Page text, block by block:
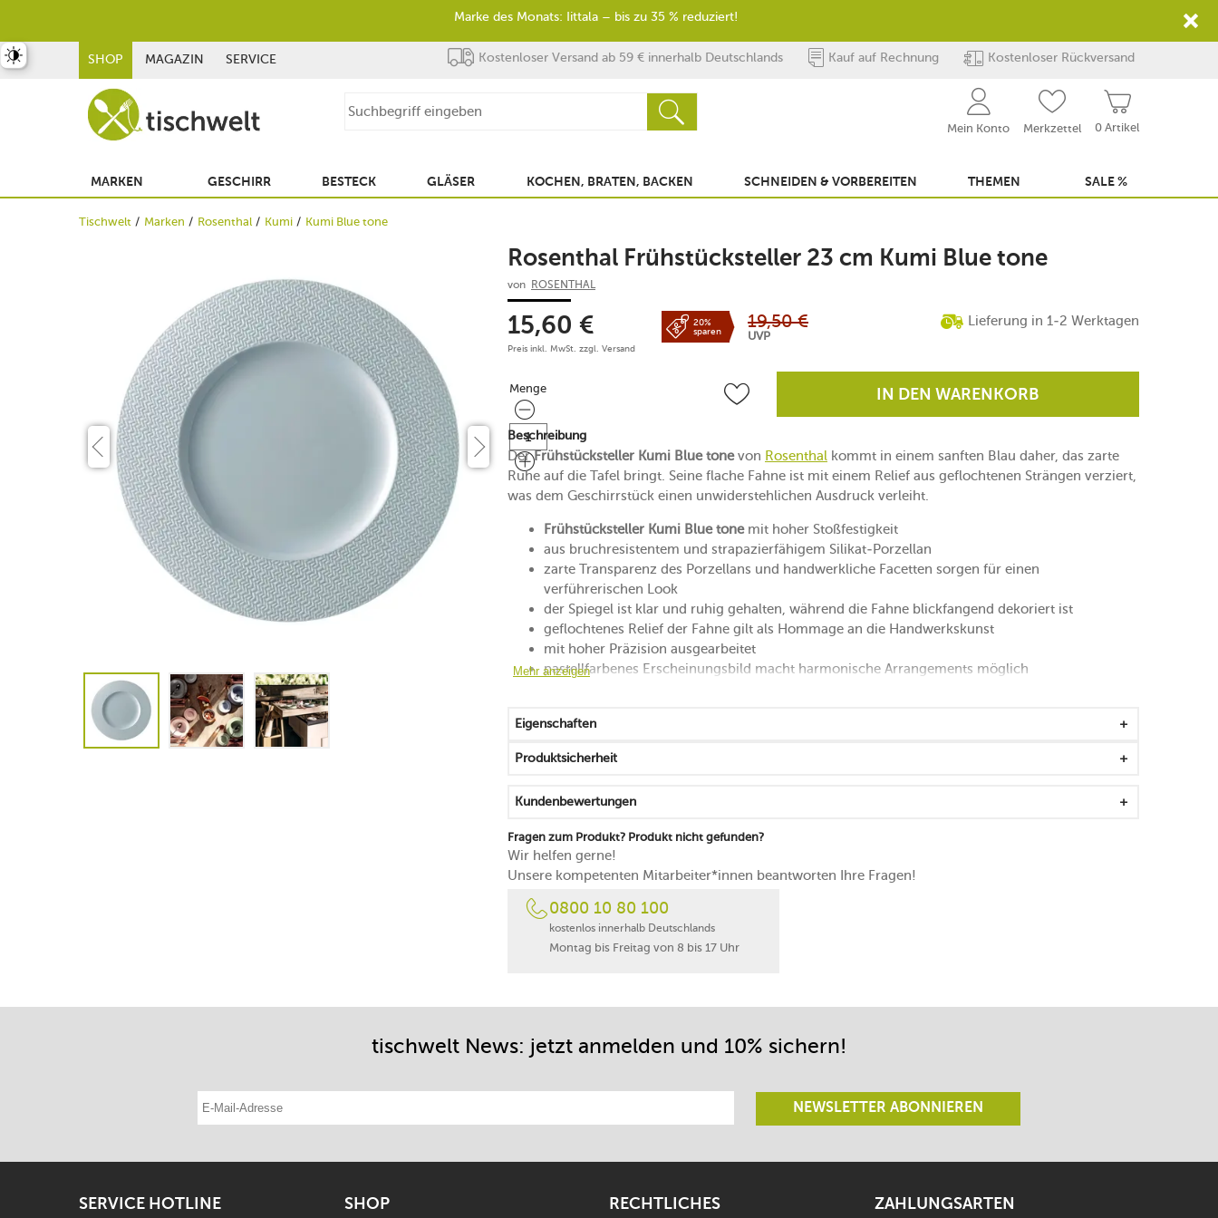
SHOP MAGAZIN SERVICE Kostenloser Versand ab 59 € innerhalb Deutschlands Kauf auf Rechnung Kostenloser Rückversand
0 Artikel
Mein Konto Merkzettel
MARKEN GESCHIRR BESTECK GLÄSER KOCHEN, BRATEN, BACKEN SCHNEIDEN & VORBEREITEN THEMEN SALE %
Tischwelt Marken Rosenthal Kumi Kumi Blue tone
Rosenthal Frühstücksteller 23 cm Kumi Blue tone
von ROSENTHAL
15,60 €
Preis inkl. MwSt. zzgl. Versand
20%
sparen
19,50 €
UVP
Lieferung in 1-2 Werktagen
Menge
Menge IN DEN WARENKORB
Beschreibung
DerFrühstücksteller Kumi Blue tonevon Rosenthal kommt in einem sanften Blau daher, das zarte
Ruhe auf die Tafel bringt. Seine flache Fahne ist mit einem Relief aus geflochtenen Strängen verziert,
was dem Geschirrstück einen unwiderstehlichen Ausdruck verleiht.
Frühstücksteller Kumi Blue tonemit hoher Stoßfestigkeit
aus bruchresistentem und strapazierfähigem Silikat-Porzellan
zarte Transparenz des Porzellans und handwerkliche Facetten sorgen für einen
verführerischen Look
der Spiegel ist klar und ruhig gehalten, während die Fahne blickfangend dekoriert ist
geflochtenes Relief der Fahne gilt als Hommage an die Handwerkskunst
mit hoher Präzision ausgearbeitet
pastellfarbenes Erscheinungsbild macht harmonische Arrangements möglich
spülmaschinenfest
Mehr anzeigen
Eigenschaften
Produktsicherheit
Kundenbewertungen
Fragen zum Produkt? Produkt nicht gefunden?
Wir helfen gerne!
Unsere kompetenten Mitarbeiter*innen beantworten Ihre Fragen!
0800 10 80 100
kostenlos innerhalb Deutschlands
Montag bis Freitag von 8 bis 17 Uhr
tischwelt News: jetzt anmelden und 10% sichern!
E-Mail-Adresse eintragen
NEWSLETTER ABONNIEREN
SERVICE HOTLINE SHOP RECHTLICHES ZAHLUNGSARTEN
umschalten
Marke des Monats: Iittala – bis zu 35 % reduziert!